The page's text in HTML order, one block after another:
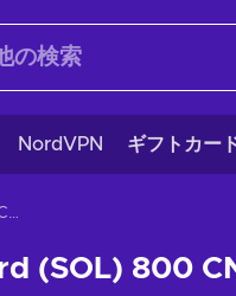
NordVPN ギフトカー
Gift Me Crypto Gift Card (SOL) 800 CNY Key GLOBAL
(SOL) 800